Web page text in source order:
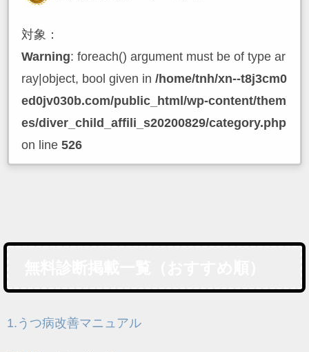
対象：
Warning: foreach() argument must be of type ar
ray|object, bool given in /home/tnh/xn--t8j3cm0
ed0jv030b.com/public_html/wp-content/them
es/diver_child_affili_s20200829/category.php
on line 526
1.うつ病改善マニュアル